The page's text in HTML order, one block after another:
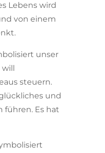
Lebens wird
von einem
unser
will
steuern.
und
führen. Es hat